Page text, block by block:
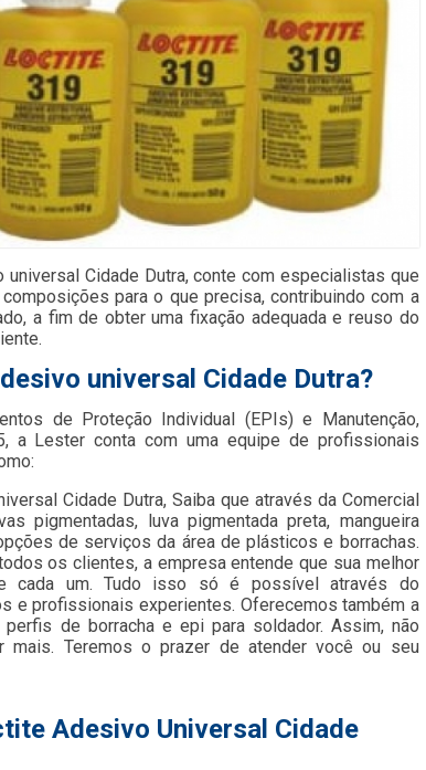
Cidade Dutra, conte com especialistas que
para o que precisa, contribuindo com a
a fim de obter uma fixação adequada e reuso do
universal Cidade Dutra?
de Proteção Individual (EPIs) e Manutenção,
a Lester conta com uma equipe de profissionais
Cidade Dutra, Saiba que através da Comercial
pigmentadas, luva pigmentada preta, mangueira
de serviços da área de plásticos e borrachas.
os clientes, a empresa entende que sua melhor
cada um. Tudo isso só é possível através do
e profissionais experientes. Oferecemos também a
de borracha e epi para soldador. Assim, não
mais. Teremos o prazer de atender você ou seu
Adesivo Universal Cidade